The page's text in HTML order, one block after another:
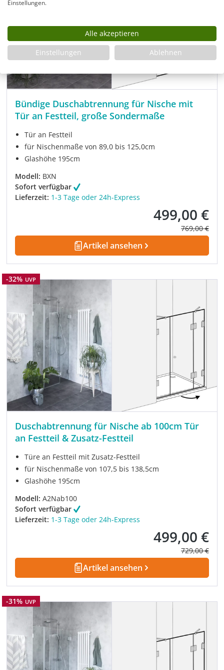
Bündige Duschabtrennung für Nische mit
Tür an Festteil, große Sondermaße
Tür an Festteil
für Nischenmaße von 89,0 bis 125,0cm
Glashöhe 195cm
Modell: BXN
Sofort verfügbar
Lieferzeit: 1-3 Tage oder 24h-Express
Verkaufspreis:
499,00 €
Regulärer
769,00 €
Artikel ansehen
Rabatt
-32% UVP
Duschabtrennung für Nische ab 100cm Tür
an Festteil & Zusatz-Festteil
Türe an Festteil mit Zusatz-Festteil
für Nischenmaße von 107,5 bis 138,5cm
Glashöhe 195cm
Modell: A2Nab100
Sofort verfügbar
Lieferzeit: 1-3 Tage oder 24h-Express
Verkaufspreis:
499,00 €
Regulärer
729,00 €
Artikel ansehen
Rabatt
-31% UVP
Einstellungen.
Alle akzeptieren
Einstellungen
Ablehnen